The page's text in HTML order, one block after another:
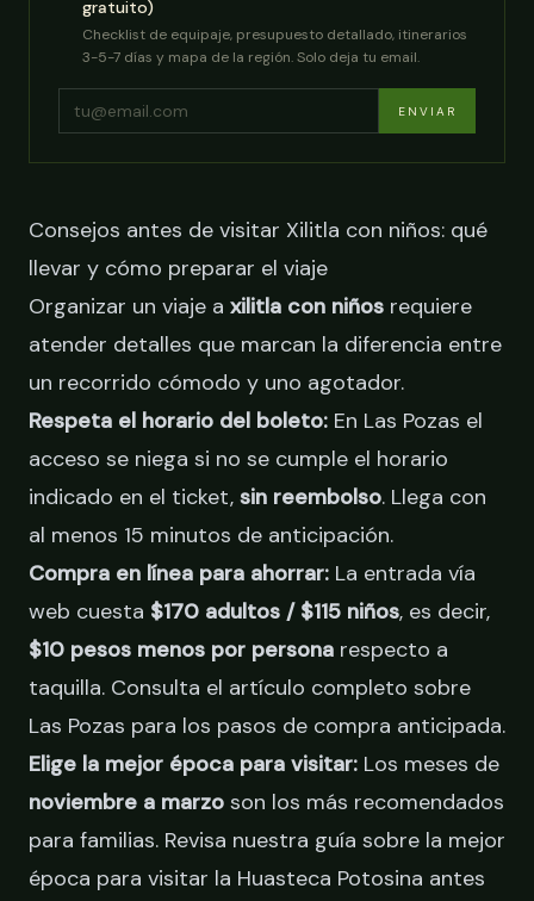
gratuito)
Checklist de equipaje, presupuesto detallado, itinerarios
3-5-7 días y mapa de la región. Solo deja tu email.
ENVIAR
Consejos antes de visitar Xilitla con niños: qué
llevar y cómo preparar el viaje
Organizar un viaje a xilitla con niños requiere
atender detalles que marcan la diferencia entre
un recorrido cómodo y uno agotador.
Respeta el horario del boleto: En Las Pozas el
acceso se niega si no se cumple el horario
indicado en el ticket, sin reembolso. Llega con
al menos 15 minutos de anticipación.
Compra en línea para ahorrar: La entrada vía
web cuesta $170 adultos / $115 niños, es decir,
$10 pesos menos por persona respecto a
taquilla. Consulta el artículo completo sobre
Las Pozas para los pasos de compra anticipada.
Elige la mejor época para visitar: Los meses de
noviembre a marzo son los más recomendados
para familias. Revisa nuestra guía sobre la mejor
época para visitar la Huasteca Potosina antes